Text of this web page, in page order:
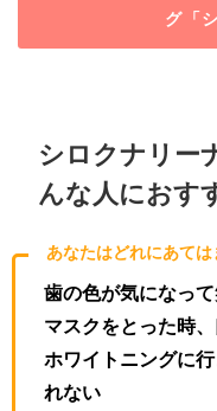
グ「
シロクナリー
んな人におす
あなたはどれにあて
歯の色が気になっ
マスクをとった時
ホワイトニングに
れない